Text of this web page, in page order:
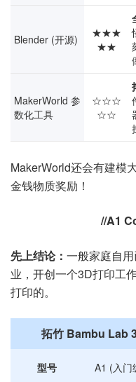
Blender (开源)
★★★
★★
MakerWorld 参
数化工具
☆☆☆
☆☆
MakerWorld还会有建模
金钱物质奖励！
//A1
先上结论： 一般家庭自
业，开创一个3D打印工
打印的。
拓竹 Bambu Lab
型号 A1 (入门